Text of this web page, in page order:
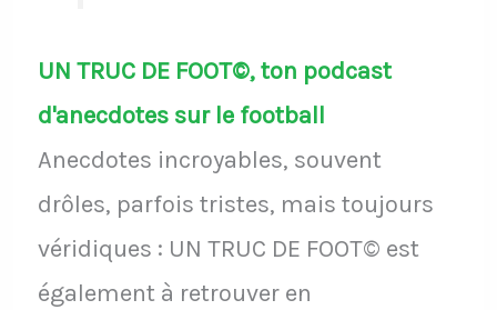
UN TRUC DE FOOT©, ton podcast
d'anecdotes sur le football
Anecdotes incroyables, souvent
drôles, parfois tristes, mais toujours
véridiques : UN TRUC DE FOOT© est
également à retrouver en